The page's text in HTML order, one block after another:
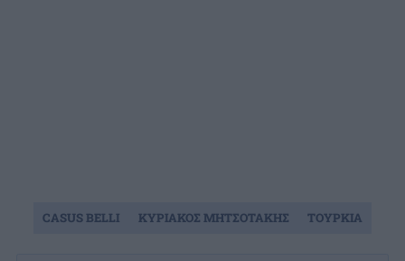
CASUS BELLI ΚΥΡΙΑΚΟΣ ΜΗΤΣΟΤΑΚΗΣ ΤΟΥΡΚΙΑ